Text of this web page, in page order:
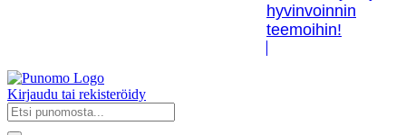
hyvinvoinnin
teemoihin!
Kirjaudu tai rekisteröidy
Search
...